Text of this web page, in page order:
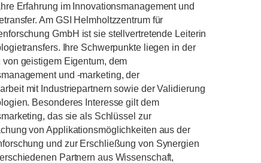
Erfahrung im Innovationsmanagement und
Am GSI Helmholtzzentrum für
GmbH ist sie stellvertretende Leiterin
Ihre Schwerpunkte liegen in der
von geistigem Eigentum, dem
und -marketing, der
mit Industriepartnern sowie der Validierung
Besonderes Interesse gilt dem
das sie als Schlüssel zur
von Applikationsmöglichkeiten aus der
und zur Erschließung von Synergien
Partnern aus Wissenschaft,